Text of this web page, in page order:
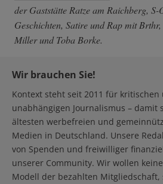
der Gaststätte Ratze am Raichberg,
Geschichten, Satire und Rap mit
Miller und Toba Borke.
Wir brauchen Sie!
Kontext steht seit 2011 für kritischen
unabhängigen Journalismus – damit
ältesten werbefreien und
Medien in Deutschland. Unsere
von Spenden und freiwilliger
unserer Community. Wir wollen
Modell der bezahlten Mitgliedschaft,